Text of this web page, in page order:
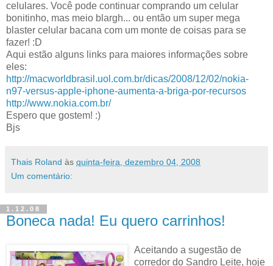
celulares. Você pode continuar comprando um celular
bonitinho, mas meio blargh... ou então um super mega
blaster celular bacana com um monte de coisas para se
fazer! :D
Aqui estão alguns links para maiores informações sobre
eles:
http://macworldbrasil.uol.com.br/dicas/2008/12/02/nokia-
n97-versus-apple-iphone-aumenta-a-briga-por-recursos
http://www.nokia.com.br/
Espero que gostem! :)
Bjs
Thais Roland às quinta-feira, dezembro 04, 2008
Um comentário:
1.12.08
Boneca nada! Eu quero carrinhos!
Aceitando a sugestão de
corredor do Sandro Leite, hoje